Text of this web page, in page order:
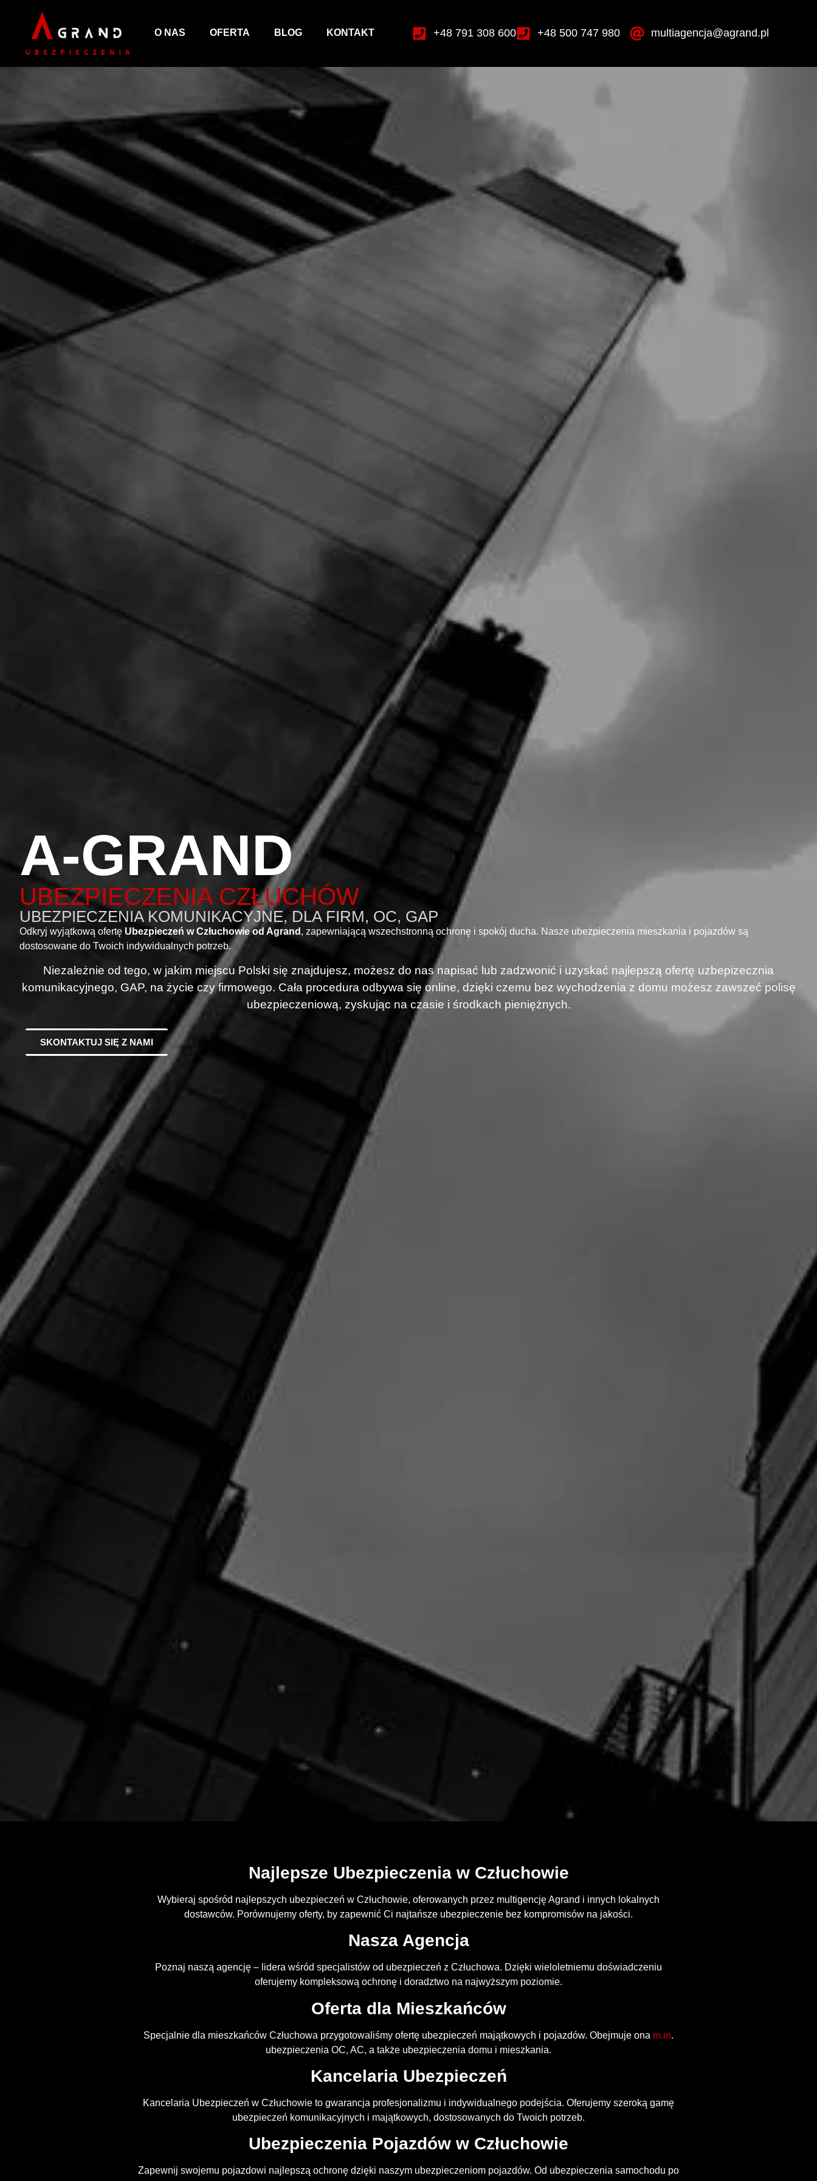
O NAS OFERTA BLOG KONTAKT +48 791 308 600 +48 500 747 980 multiagencja@agrand.pl
A-GRAND
UBEZPIECZENIA CZŁUCHÓW
UBEZPIECZENIA KOMUNIKACYJNE, DLA FIRM, OC, GAP
Odkryj wyjątkową ofertę Ubezpieczeń w Człuchowie od Agrand , zapewniającą wszechstronną ochronę i spokój ducha. Nasze ubezpieczenia mieszkania i pojazdów są
dostosowane do Twoich indywidualnych potrzeb.
Niezależnie od tego, w jakim miejscu Polski się znajdujesz, możesz do nas napisać lub zadzwonić i uzyskać najlepszą ofertę uzbepizecznia
komunikacyjnego, GAP, na życie czy firmowego. Cała procedura odbywa się online, dzięki czemu bez wychodzenia z domu możesz zawszeć polisę
ubezpieczeniową, zyskując na czasie i środkach pieniężnych.
SKONTAKTUJ SIĘ Z NAMI
Najlepsze Ubezpieczenia w Człuchowie
Wybieraj spośród najlepszych ubezpieczeń w Człuchowie, oferowanych przez multigencję Agrand i innych lokalnych
dostawców. Porównujemy oferty, by zapewnić Ci najtańsze ubezpieczenie bez kompromisów na jakości.
Nasza Agencja
Poznaj naszą agencję – lidera wśród specjalistów od ubezpieczeń z Człuchowa. Dzięki wieloletniemu doświadczeniu
oferujemy kompleksową ochronę i doradztwo na najwyższym poziomie.
Oferta dla Mieszkańców
Specjalnie dla mieszkańców Człuchowa przygotowaliśmy ofertę ubezpieczeń majątkowych i pojazdów. Obejmuje ona m.in.
ubezpieczenia OC, AC, a także ubezpieczenia domu i mieszkania.
Kancelaria Ubezpieczeń
Kancelaria Ubezpieczeń w Człuchowie to gwarancja profesjonalizmu i indywidualnego podejścia. Oferujemy szeroką gamę
ubezpieczeń komunikacyjnych i majątkowych, dostosowanych do Twoich potrzeb.
Ubezpieczenia Pojazdów w Człuchowie
Zapewnij swojemu pojazdowi najlepszą ochronę dzięki naszym ubezpieczeniom pojazdów. Od ubezpieczenia samochodu po